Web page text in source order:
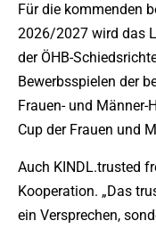
Für die kommenden
2026/2027 wird das
der ÖHB-
Bewerbsspielen der
Frauen- und Männer-
Cup der Frauen und
Auch KINDL.trusted
Kooperation. „Das
ein Versprechen,